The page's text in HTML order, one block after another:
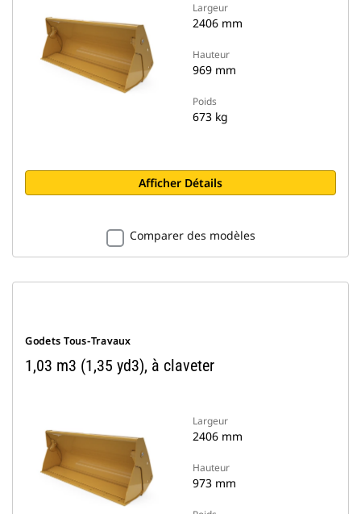
Largeur
2406 mm
Hauteur
969 mm
Poids
673 kg
Afficher Détails
Comparer des modèles
Godets Tous-Travaux
1,03 m3 (1,35 yd3), à claveter
Largeur
2406 mm
Hauteur
973 mm